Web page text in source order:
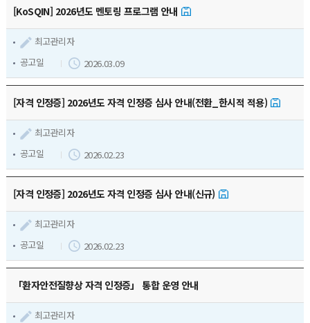
관련사이트
질문/답변
[KoSQIN] 2026년도 멘토링 프로그램 안내
최고관리자
공고일
2026.03.09
[자격 인정증] 2026년도 자격 인정증 심사 안내(전환_한시적 적용)
최고관리자
공고일
2026.02.23
[자격 인정증] 2026년도 자격 인정증 심사 안내(신규)
최고관리자
공고일
2026.02.23
「환자안전질향상 자격 인정증」 통합 운영 안내
최고관리자